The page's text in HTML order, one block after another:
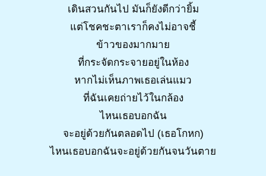
เดินสวนกันไป มันก็ยังดีกว่ายิ้ม
แต่โชคชะตาเราก็คงไม่อาจชี้
ข้าวของมากมาย
ที่กระจัดกระจายอยู่ในห้อง
หากไม่เห็นภาพเธอเล่นแมว
ที่ฉันเคยถ่ายไว้ในกล้อง
ไหนเธอบอกฉัน
จะอยู่ด้วยกันตลอดไป (เธอโกหก)
ไหนเธอบอกฉันจะอยู่ด้วยกันจนวันตาย